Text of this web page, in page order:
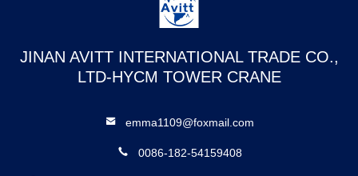
JINAN AVITT INTERNATIONAL TRADE CO.,
LTD-HYCM TOWER CRANE
emma1109@foxmail.com
0086-182-54159408